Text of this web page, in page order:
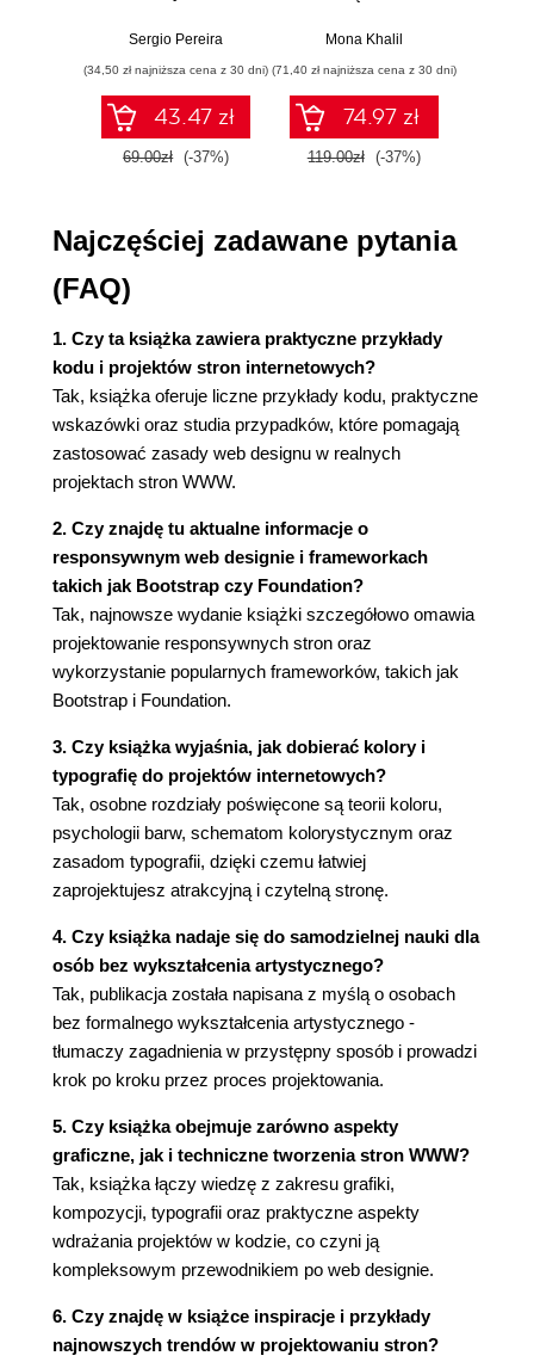
Izolacja (37)
Kontrast (37)
Proporcje (38)
Podstawowe układy stron (40)
Układ lewokolumnowy (40)
Układ prawokolumnowy (41)
Teczka z pomysłami (43)
Nowe trendy (47)
(50)
Stała szerokość (50)
Szerokość płynna (50)
Szerokość elastyczna (51)
Rozdzielczość ekranu (53)
Frameworki (54)
Praktyczne wykorzystanie: Knoxville Reflexology
Group (57)
Początek (58)
Rozdział 2. Kolor (61)
Psychologia koloru (61)
Kolorystyczne skojarzenia - symbolika koloru
(62)
Temperatura barwowa (68)
Wartość chromatyczna (69)
Saturacja (69)
Podstawy teorii koloru (70)
Czerwony, żółty i niebieski czy CMYK? (71)
Schematy kolorów (73)
Analogiczny schemat kolorów (77)
Dopełniający schemat kolorów (79)
Inne schematy kolorów - dopełniający
rozdzielony, triada i tetrada (83)
Inne możliwości (85)
Tworzenie palety (86)
Narzędzia i zasoby (88)
Color Scheme Designer 3 (88)
Adobe Kuler (89)
COLOURlovers (90)
Pictaculous (91)
Colour Contrast Check (92)
Praktyczne wykorzystanie: wybór schematu (93)
Rozdział 3. Tekstura (97)
Sergio Pereira
(34,50 zł najniższa cena z 30 dni)
43.47 zł
69.00zł (-37%)
czasach sztucznej
Mona Khalil
(71,40 zł najniższa cena z 30 dni)
74.97 zł
119.00zł (-37%)
Najczęściej zadawane pytania
(FAQ)
1. Czy ta książka zawiera praktyczne przykłady
kodu i projektów stron internetowych?
Tak, książka oferuje liczne przykłady kodu, praktyczne
wskazówki oraz studia przypadków, które pomagają
zastosować zasady web designu w realnych
projektach stron WWW.
2. Czy znajdę tu aktualne informacje o
responsywnym web designie i frameworkach
takich jak Bootstrap czy Foundation?
Tak, najnowsze wydanie książki szczegółowo omawia
projektowanie responsywnych stron oraz
wykorzystanie popularnych frameworków, takich jak
Bootstrap i Foundation.
3. Czy książka wyjaśnia, jak dobierać kolory i
typografię do projektów internetowych?
Tak, osobne rozdziały poświęcone są teorii koloru,
psychologii barw, schematom kolorystycznym oraz
zasadom typografii, dzięki czemu łatwiej
zaprojektujesz atrakcyjną i czytelną stronę.
4. Czy książka nadaje się do samodzielnej nauki dla
osób bez wykształcenia artystycznego?
Tak, publikacja została napisana z myślą o osobach
bez formalnego wykształcenia artystycznego -
tłumaczy zagadnienia w przystępny sposób i prowadzi
krok po kroku przez proces projektowania.
5. Czy książka obejmuje zarówno aspekty
graficzne, jak i techniczne tworzenia stron WWW?
Tak, książka łączy wiedzę z zakresu grafiki,
kompozycji, typografii oraz praktyczne aspekty
wdrażania projektów w kodzie, co czyni ją
kompleksowym przewodnikiem po web designie.
6. Czy znajdę w książce inspiracje i przykłady
najnowszych trendów w projektowaniu stron?